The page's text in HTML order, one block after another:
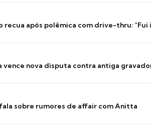
recua após polêmica com drive-thru: "Fui
vence nova disputa contra antiga
sobre rumores de affair com Anitta